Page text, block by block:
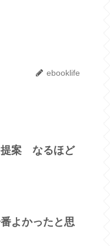
ebooklife
提案 なるほど
よかったと思